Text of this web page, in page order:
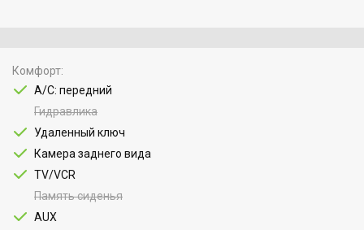
Комфорт
A/C: передний
Гидравлика
Удаленный ключ
Камера заднего вида
TV/VCR
Память сиденья
AUX